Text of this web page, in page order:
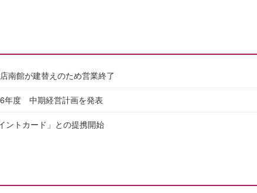
南館が建替えのため営業終了
年度 中期経営計画を発表
ントカード」との提携開始